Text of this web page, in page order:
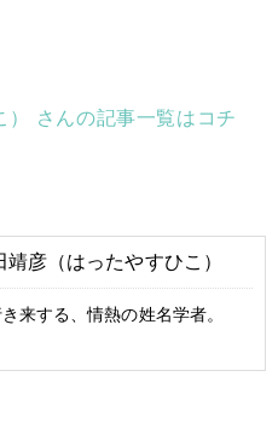
） さんの記事一覧はコチ
靖彦（はったやすひこ）
来する、情熱の姓名学者。